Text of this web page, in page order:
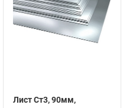
Лист Ст3, 90мм,